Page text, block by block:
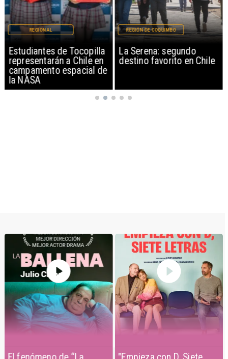
Estudiantes de Tocopilla
representarán a Chile en
campamento espacial de
la NASA
REGIONAL
La Serena: segundo
destino favorito en Chile
REGIÓN DE COQUIMBO